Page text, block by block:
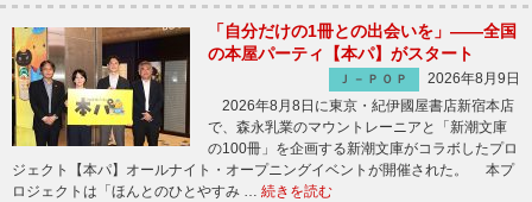
「自分だけの1冊との出会いを」――全国
の本屋パーティ【本パ】がスタート
Ｊ－ＰＯＰ
2026年8月9日
2026年8月8日に東京・紀伊國屋書店新宿本店
で、森永乳業のマウントレーニアと「新潮文庫
の100冊」を企画する新潮文庫がコラボしたプロ
ジェクト【本パ】オールナイト・オープニングイベントが開催された。 本プ
ロジェクトは「ほんとのひとやすみ … 続きを読む